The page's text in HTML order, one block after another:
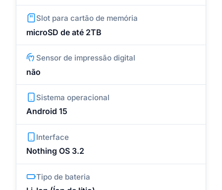
Slot para cartão de memória
microSD de até 2TB
Sensor de impressão digital
não
Sistema operacional
Android 15
Interface
Nothing OS 3.2
Tipo de bateria